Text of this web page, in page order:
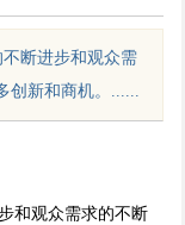
断进步和观众需
创新和商机。......
和观众需求的不断